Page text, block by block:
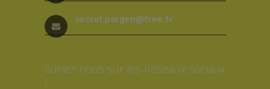
secret.pargen@free.fr
Suivez-nous sur les Réseaux sociaux
!